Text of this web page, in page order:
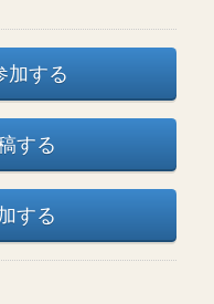
加する
する
する